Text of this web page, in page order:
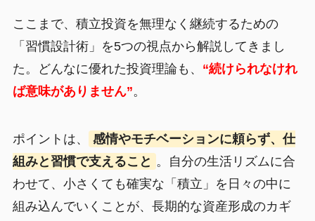
ここまで、積立投資を無理なく継続するための
「習慣設計術」を5つの視点から解説してきまし
た。どんなに優れた投資理論も、 “続けられなけれ
ば意味がありません”。
ポイントは、
感情やモチベーションに頼らず、仕
組みと習慣で支えること 。自分の生活リズムに合
わせて、小さくても確実な「積立」を日々の中に
組み込んでいくことが、長期的な資産形成のカギ